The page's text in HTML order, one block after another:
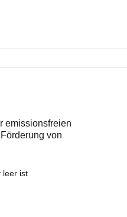
emissionsfreien
von
leer ist